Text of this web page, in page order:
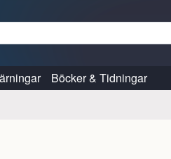
Böcker & Tidningar